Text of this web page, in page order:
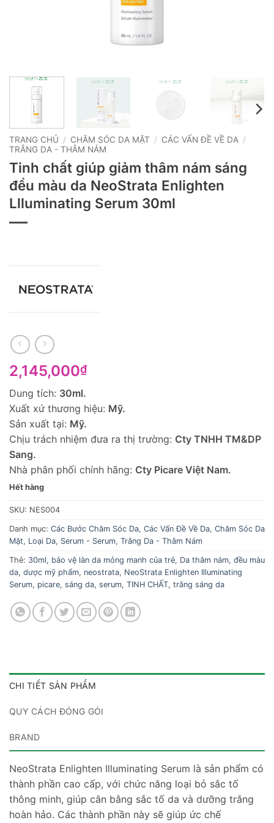
TRANG CHỦ / CHĂM SÓC DA MẶT / CÁC VẤN ĐỀ VỀ DA /
TRẮNG DA - THÂM NÁM
Tinh chất giúp giảm thâm nám sáng
đều màu da NeoStrata Enlighten
Llluminating Serum 30ml
2,145,000₫
Dung tích: 30ml.
Xuất xứ thương hiệu: Mỹ.
Sản xuất tại: Mỹ.
Chịu trách nhiệm đưa ra thị trường: Cty TNHH TM&DP
Sang.
Nhà phân phối chính hãng: Cty Picare Việt Nam.
Hết hàng
SKU: NES004
Danh mục: Các Bước Chăm Sóc Da, Các Vấn Đề Về Da, Chăm Sóc Da
Mặt, Loại Da, Serum - Serum, Trắng Da - Thâm Nám
Thẻ: 30ml, bảo vệ làn da mỏng manh của trẻ, Da thâm nám, đều màu
da, dược mỹ phẩm, neostrata, NeoStrata Enlighten Illuminating
Serum, picare, sáng da, serum, TINH CHẤT, trắng sáng da
CHI TIẾT SẢN PHẨM
QUY CÁCH ĐÓNG GÓI
BRAND
NeoStrata Enlighten Illuminating Serum là sản phẩm có
thành phần cao cấp, với chức năng loại bỏ sắc tố
thông minh, giúp cân bằng sắc tố da và dưỡng trắng
hoàn hảo. Các thành phần này sẽ giúp ức chế